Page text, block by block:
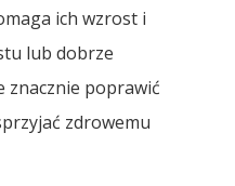
ich wzrost i
lub dobrze
znacznie poprawić
zdrowemu